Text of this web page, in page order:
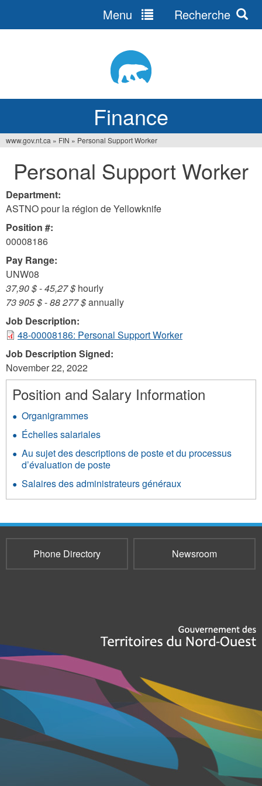
Finance
Menu Recherche
are
here
www.gov.nt.ca » FIN » Personal Support Worker
Personal Support Worker
Department:
ASTNO pour la région de Yellowknife
Position #:
00008186
Pay Range:
UNW08
37,90 $-45,27 $ hourly
73 905 $-88 277 $annually
Job Description:
48-00008186: Personal Support Worker
Job Description Signed:
November 22, 2022
Position and Salary Information
Organigrammes
Échelles salariales
Au sujet des descriptions de poste et du processus
d’évaluation de poste
Salaires des administrateurs généraux
Phone Directory Newsroom